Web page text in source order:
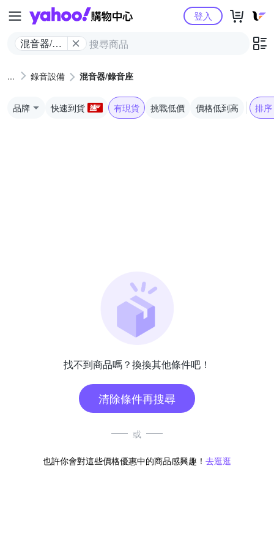
Yahoo購物中心
混音器/錄
登入
錄音設備 混音器/錄音座
品牌 快速到貨 有現貨 挑戰低價 價格低到高 排序
找不到商品嗎？換換其他條件吧！
清除條件再搜尋
或
也許你會對這些價格優惠中的商品感興趣！ 去逛逛